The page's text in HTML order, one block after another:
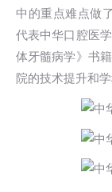
中的重点难点做
代表中华口腔医
体牙髓病学》书
院的技术提升和